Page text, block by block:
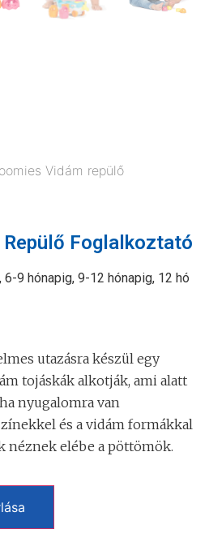
Vidám repülő
Foglalkoztató
6-9 hónapig, 9-12 hónapig, 12 hó
utazásra készül egy
tojáskák alkotják, ami alatt
nyugalomra van
és a vidám formákkal
néznek elébe a pöttömök.